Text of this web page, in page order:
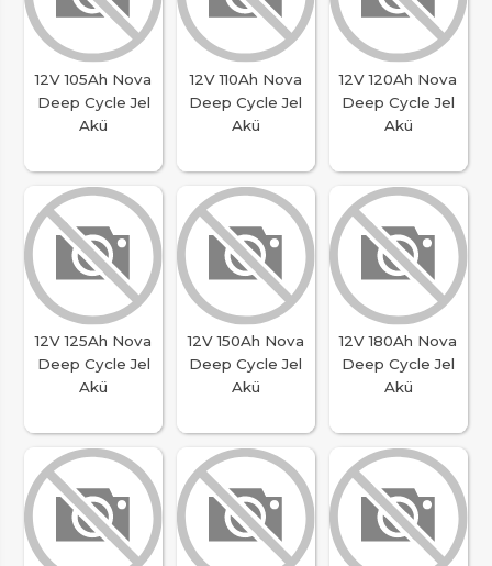
12V 105Ah Nova
Deep Cycle Jel
Akü
12V 110Ah Nova
Deep Cycle Jel
Akü
12V 120Ah Nova
Deep Cycle Jel
Akü
12V 125Ah Nova
Deep Cycle Jel
Akü
12V 150Ah Nova
Deep Cycle Jel
Akü
12V 180Ah Nova
Deep Cycle Jel
Akü